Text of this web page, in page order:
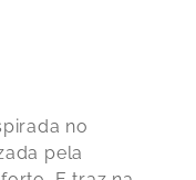
no
pela